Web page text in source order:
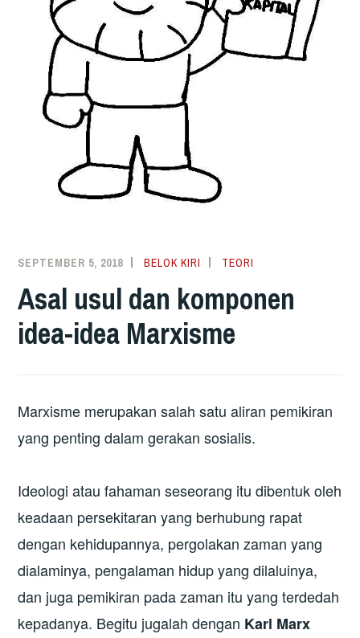
SEPTEMBER 5, 2018 BELOK KIRI TEORI
Asal usul dan komponen
idea-idea Marxisme
Marxisme merupakan salah satu aliran pemikiran
yang penting dalam gerakan sosialis.
Ideologi atau fahaman seseorang itu dibentuk oleh
keadaan persekitaran yang berhubung rapat
dengan kehidupannya, pergolakan zaman yang
dialaminya, pengalaman hidup yang dilaluinya,
dan juga pemikiran pada zaman itu yang terdedah
kepadanya. Begitu jugalah dengan Karl Marx